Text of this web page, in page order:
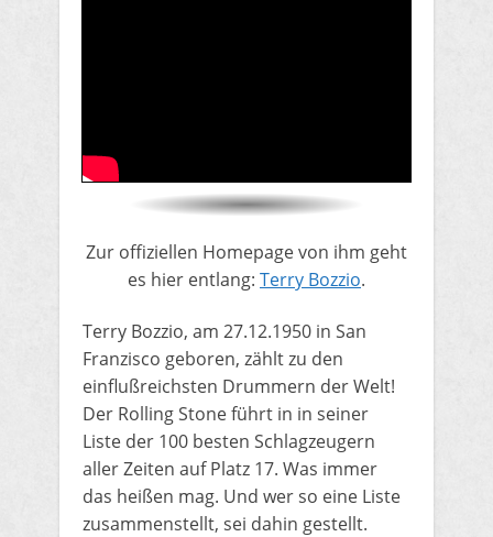
Zur offiziellen Homepage von ​ihm geht
es hier entlang: Terry Bozzio.
​Terry Bozzio, am 27.12.1950 in San
Franzisco geboren, zählt zu den
einflußreichsten Drummern der Welt!
Der Rolling Stone führt in in seiner
Liste der 100 besten Schlagzeugern
aller Zeiten auf Platz 17. Was immer
das heißen mag. Und wer so eine Liste
zusammenstellt, sei dahin gestellt.